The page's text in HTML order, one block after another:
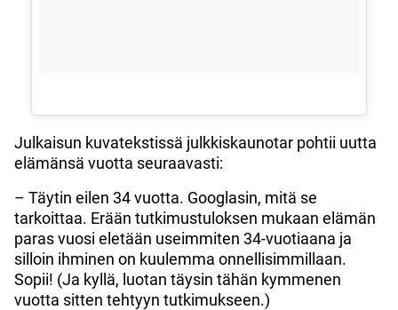
Julkaisun kuvatekstissä julkkiskaunotar pohtii uutta
elämänsä vuotta seuraavasti:
– Täytin eilen 34 vuotta. Googlasin, mitä se
tarkoittaa. Erään tutkimustuloksen mukaan elämän
paras vuosi eletään useimmiten 34-vuotiaana ja
silloin ihminen on kuulemma onnellisimmillaan.
Sopii! (Ja kyllä, luotan täysin tähän kymmenen
vuotta sitten tehtyyn tutkimukseen.)